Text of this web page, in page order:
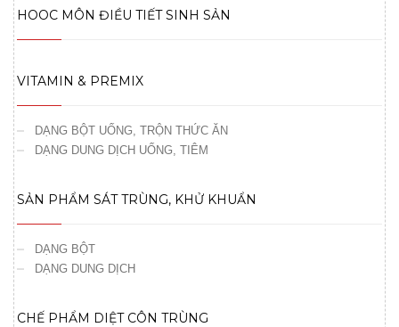
HOOC MÔN ĐIỀU TIẾT SINH SẢN
VITAMIN & PREMIX
DẠNG BỘT UỐNG, TRỘN THỨC ĂN
DẠNG DUNG DỊCH UỐNG, TIÊM
SẢN PHẨM SÁT TRÙNG, KHỬ KHUẨN
DẠNG BỘT
DẠNG DUNG DỊCH
CHẾ PHẨM DIỆT CÔN TRÙNG